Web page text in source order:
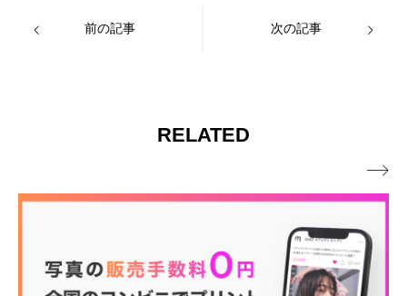
前の記事 次の記事
RELATED
